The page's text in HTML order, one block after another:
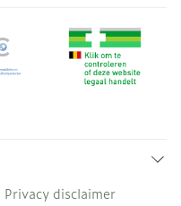
Privacy disclaimer